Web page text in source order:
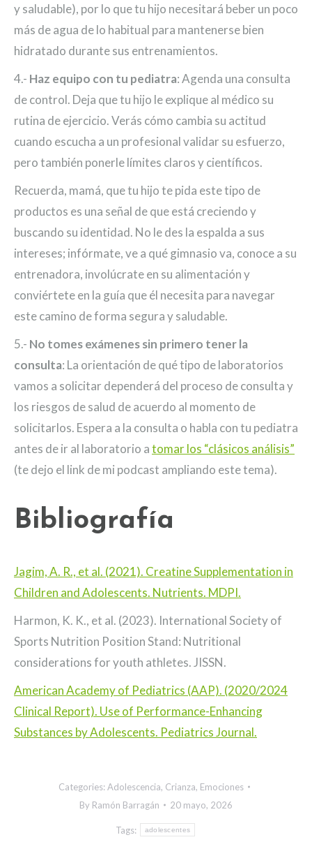
y saludable), por lo que tu hijo necesitará beber un poco
más de agua de lo habitual para mantenerse bien
hidratado durante sus entrenamientos.
4.- Haz equipo con tu pediatra: Agenda una consulta
de control. Deja que tu hijo le explique al médico su
rutina de ejercicio. Verás cómo cambia su actitud
cuando escucha a un profesional validar su esfuerzo,
pero también ponerle límites claros y científicos.
Recuerda, mamá, que tu hijo te pida este tipo de
productos es una señal de que está creciendo y
buscando su identidad. No le des la espalda a sus
intereses; infórmate, ve a qué gimnasio va, conoce a su
entrenadora, involúcrate en su alimentación y
conviértete en la guía que él necesita para navegar
este camino de forma segura y saludable.
5.- No tomes exámenes sin primero tener la
consulta: La orientación de qué tipo de laboratorios
vamos a solicitar dependerá del proceso de consulta y
los riesgos de salud de acuerdo al momento de
solicitarlos. Espera a la consulta o habla con tu pediatra
antes de ir al laboratorio atomar los “clásicos análisis”
(te dejo el link de mi podcast ampliando este tema).
Bibliografía
Jagim, A. R., et al. (2021). Creatine Supplementation in
Children and Adolescents. Nutrients. MDPI.
Harmon, K. K., et al. (2023). International Society of
Sports Nutrition Position Stand: Nutritional
considerations for youth athletes. JISSN.
American Academy of Pediatrics (AAP). (2020/2024
Clinical Report). Use of Performance-Enhancing
Substances by Adolescents. Pediatrics Journal.
Categories: Adolescencia, Crianza, Emociones
By Ramón Barragán 20 mayo, 2026
Tags: adolescentes